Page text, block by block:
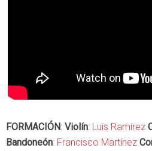
FORMACIÓN: Violín: Luis Ramírez
Bandoneón: Francisco Martínez